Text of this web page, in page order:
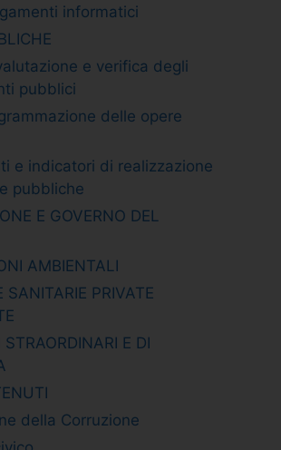
informatici
e verifica degli
pubblici
delle opere
e indicatori di realizzazione
pubbliche
E GOVERNO DEL
AMBIENTALI
SANITARIE PRIVATE
E DI
della Corruzione